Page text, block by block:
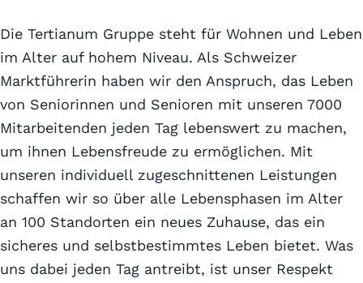
Die Tertianum Gruppe steht für Wohnen und Leben
im Alter auf hohem Niveau. Als Schweizer
Marktführerin haben wir den Anspruch, das Leben
von Seniorinnen und Senioren mit unseren 7000
Mitarbeitenden jeden Tag lebenswert zu machen,
um ihnen Lebensfreude zu ermöglichen. Mit
unseren individuell zugeschnittenen Leistungen
schaffen wir so über alle Lebensphasen im Alter
an 100 Standorten ein neues Zuhause, das ein
sicheres und selbstbestimmtes Leben bietet. Was
uns dabei jeden Tag antreibt, ist unser Respekt